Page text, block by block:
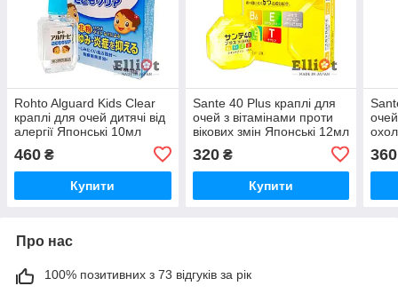
Rohto Alguard Kids Clear
краплі для очей дитячі від
алергії Японські 10мл
460 ₴
Купити
Sante 40 Plus краплі для
очей з вітамінами проти
вікових змін Японські 12мл
320₴
Купити
360
Про нас
100% позитивних з 73 відгуків за рік